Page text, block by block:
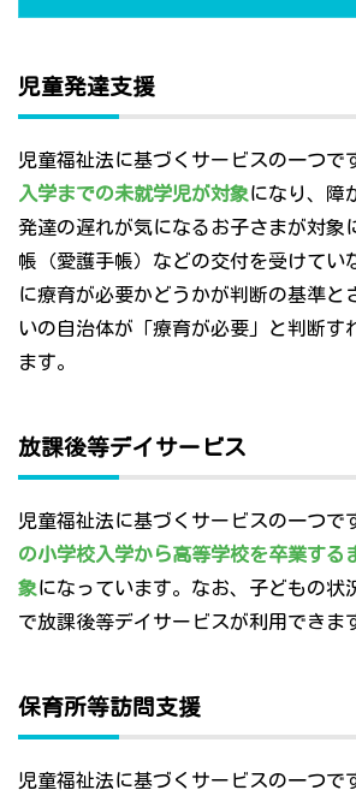
児童発達支援
児童福祉法に基づくサービスの一つで
入学までの未就学児が対象になり、障
発達の遅れが気になるお子さまが対象
帳（愛護手帳）などの交付を受けてい
に療育が必要かどうかが判断の基準と
いの自治体が「療育が必要」と判断す
ます。
放課後等デイサービス
児童福祉法に基づくサービスの一つで
の小学校入学から高等学校を卒業する
象になっています。なお、子どもの状
で放課後等デイサービスが利用できま
保育所等訪問支援
児童福祉法に基づくサービスの一つで